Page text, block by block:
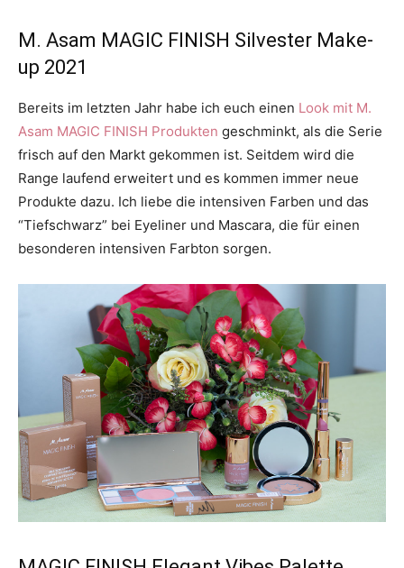
M. Asam MAGIC FINISH Silvester Make-
up 2021
Bereits im letzten Jahr habe ich euch einen Look mit M.
Asam MAGIC FINISH Produkten geschminkt, als die Serie
frisch auf den Markt gekommen ist. Seitdem wird die
Range laufend erweitert und es kommen immer neue
Produkte dazu. Ich liebe die intensiven Farben und das
“Tiefschwarz” bei Eyeliner und Mascara, die für einen
besonderen intensiven Farbton sorgen.